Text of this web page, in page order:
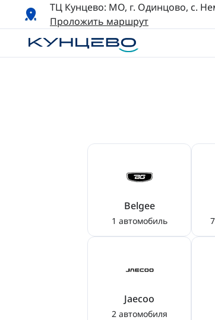
ТЦ Кунцево: МО, г. Одинцово, с.
Проложить маршрут
Belgee
1 автомобиль
Jaecoo
2 автомобиля